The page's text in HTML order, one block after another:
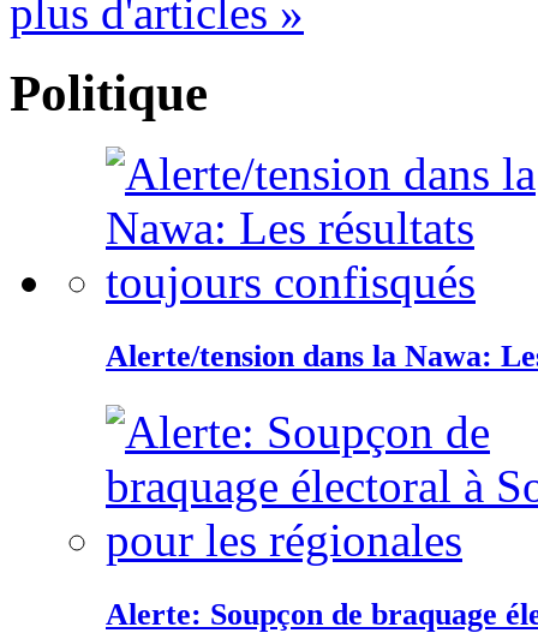
plus d'articles »
Politique
Alerte/tension dans la Nawa:
Alerte: Soupçon de braquage